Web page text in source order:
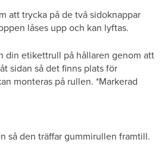
att trycka på de två sidoknappar
låses upp och kan lyftas.
din etikettrull på hållaren genom att
sidan så det finns plats för
monteras på rullen. *Markerad
så den träffar gummirullen framtill.